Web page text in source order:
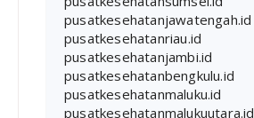
pusatkesehatanjawatengah.id
pusatkesehatanriau.id
pusatkesehatanjambi.id
pusatkesehatanbengkulu.id
pusatkesehatanmaluku.id
pusatkesehatanmalukuutara.id